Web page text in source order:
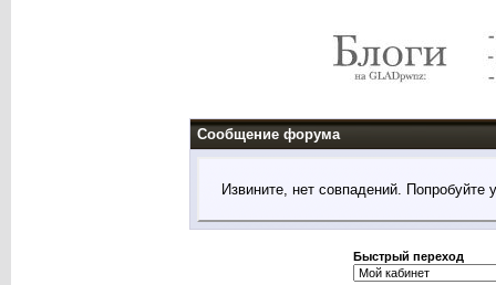
Сообщение форума
Извините, нет совпадений. Попробуйте
Быстрый переход